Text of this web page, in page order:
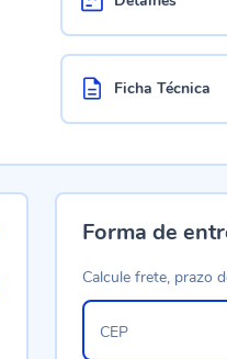
Ficha Técnica
Forma de
Calcule frete, prazo
CEP